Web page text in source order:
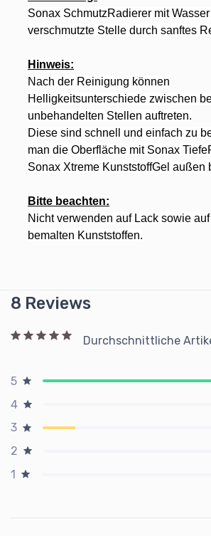
Sonax SchmutzRadierer mit
verschmutzte Stelle durch sanftes
Hinweis:
Nach der Reinigung können
Helligkeitsunterschiede zwischen
unbehandelten Stellen auftreten.
Diese sind schnell und einfach zu
man die Oberfläche mit Sonax
Sonax Xtreme KunststoffGel außen
Bitte beachten:
Nicht verwenden auf Lack sowie
bemalten Kunststoffen.
8 Reviews
Durchschnittliche
5
4
3
2
1